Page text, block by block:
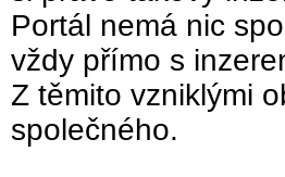
Portál nemá nic
vždy přímo s
Z těmito vzniklými
společného.